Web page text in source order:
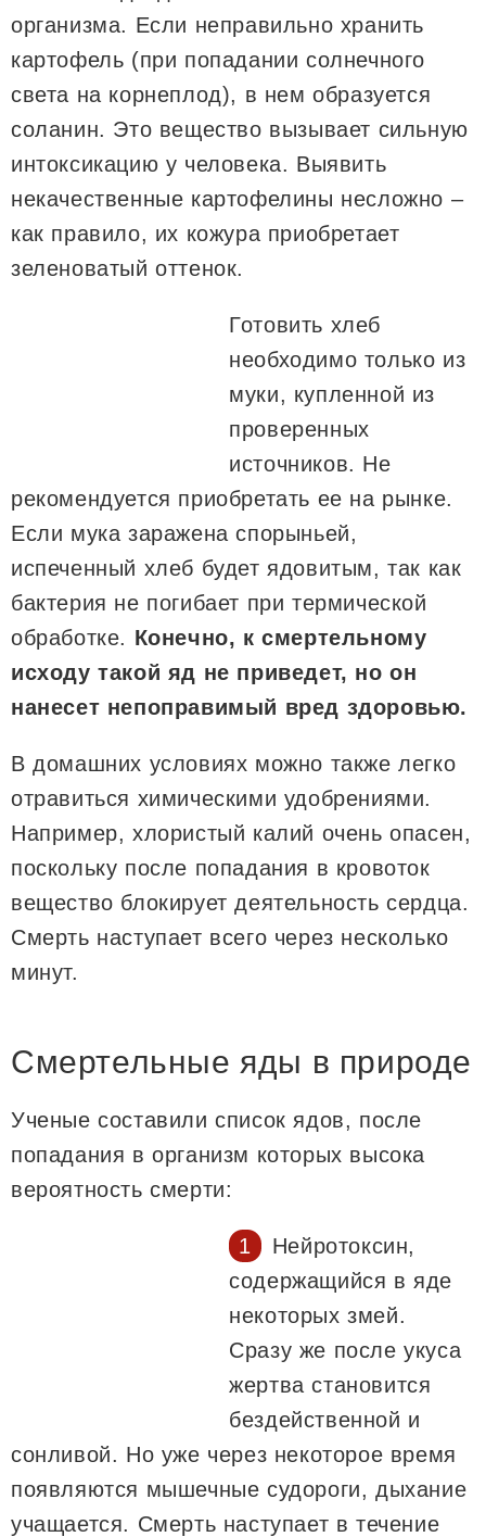
организма. Если неправильно хранить
картофель (при попадании солнечного
света на корнеплод), в нем образуется
соланин. Это вещество вызывает сильную
интоксикацию у человека. Выявить
некачественные картофелины несложно –
как правило, их кожура приобретает
зеленоватый оттенок.
Готовить хлеб
необходимо только из
муки, купленной из
проверенных
источников. Не
рекомендуется приобретать ее на рынке.
Если мука заражена спорыньей,
испеченный хлеб будет ядовитым, так как
бактерия не погибает при термической
обработке. Конечно, к смертельному
исходу такой яд не приведет, но он
нанесет непоправимый вред здоровью.
В домашних условиях можно также легко
отравиться химическими удобрениями.
Например, хлористый калий очень опасен,
поскольку после попадания в кровоток
вещество блокирует деятельность сердца.
Смерть наступает всего через несколько
минут.
Смертельные яды в природе
Ученые составили список ядов, после
попадания в организм которых высока
вероятность смерти:
Нейротоксин,
содержащийся в яде
некоторых змей.
Сразу же после укуса
жертва становится
бездейственной и
сонливой. Но уже через некоторое время
появляются мышечные судороги, дыхание
учащается. Смерть наступает в течение